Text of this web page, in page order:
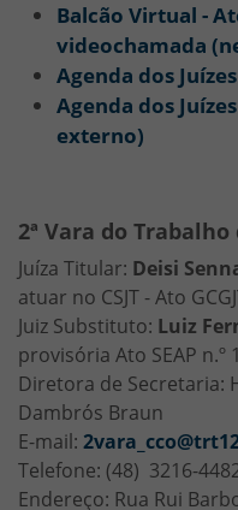
Balcão Virtual -
videochamada
Agenda dos
Agenda dos
externo)
2ª Vara do Trabalho
Juíza Titular: Deisi
atuar no CSJT - Ato
Juiz Substituto: Luiz
provisória Ato SEAP n.º
Diretora de Secretaria:
Dambrós Braun
E-mail:
Telefone: (48) 3216-
Endereço: Rua Rui